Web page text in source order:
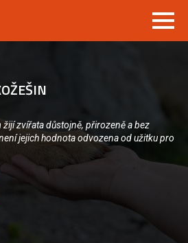
žijí zvířata důstojně, přirozeně a bez
jejich hodnota odvozena od užitku pro